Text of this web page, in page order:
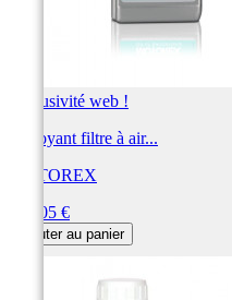
Exclusivité web !
Nettoyant filtre à air...
MOTOREX
312,05 €
Ajouter au panier